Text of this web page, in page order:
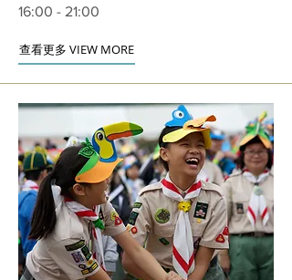
16:00 - 21:00
查看更多 VIEW MORE